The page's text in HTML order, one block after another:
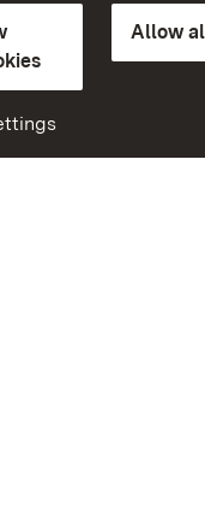
Allow
Gardens of Baden-
protection
free access
Seiten)